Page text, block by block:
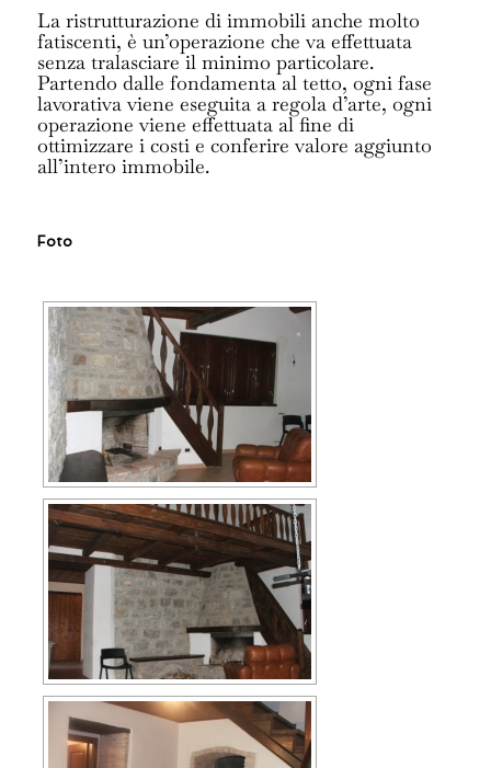
La ristrutturazione di immobili anche molto
fatiscenti, è un’operazione che va effettuata
senza tralasciare il minimo particolare.
Partendo dalle fondamenta al tetto, ogni fase
lavorativa viene eseguita a regola d’arte, ogni
operazione viene effettuata al fine di
ottimizzare i costi e conferire valore aggiunto
all’intero immobile.
Foto